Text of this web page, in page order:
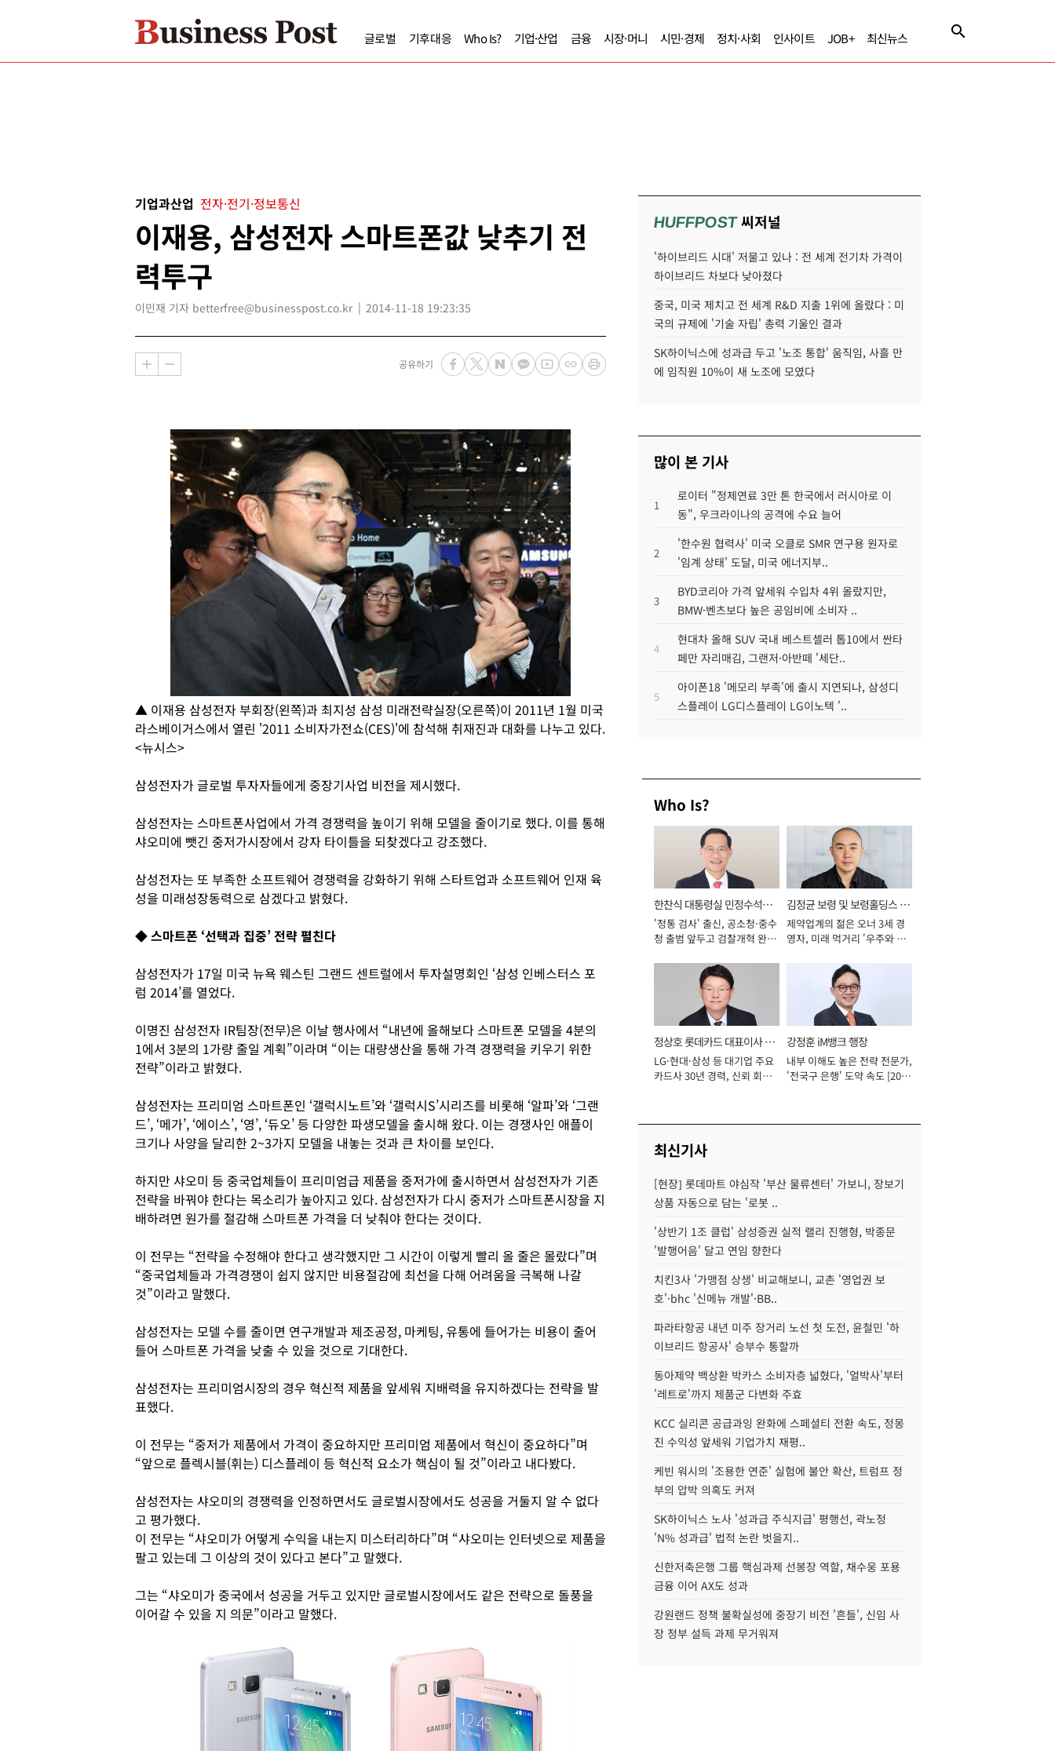
글로벌 기후대응 Who Is? 기업·산업 금융 시장·머니 시민·경제 정치·사회 인사이트 JOB+ 최신뉴스
기업과산업 전자·전기·정보통신
이재용, 삼성전자 스마트폰값 낮추기 전
력투구
이민재 기자 betterfree@businesspost.co.kr 2014-11-18 19:23:35
공유하기
▲ 이재용 삼성전자 부회장(왼쪽)과 최지성 삼성 미래전략실장(오른쪽)이 2011년 1월 미국
라스베이거스에서 열린 '2011 소비자가전쇼(CES)'에 참석해 취재진과 대화를 나누고 있다.
<뉴시스>
삼성전자가 글로벌 투자자들에게 중장기사업 비전을 제시했다.
삼성전자는 스마트폰사업에서 가격 경쟁력을 높이기 위해 모델을 줄이기로 했다. 이를 통해
샤오미에 뺏긴 중저가시장에서 강자 타이틀을 되찾겠다고 강조했다.
삼성전자는 또 부족한 소프트웨어 경쟁력을 강화하기 위해 스타트업과 소프트웨어 인재 육
성을 미래성장동력으로 삼겠다고 밝혔다.
◆ 스마트폰 ‘선택과 집중’ 전략 펼친다
삼성전자가 17일 미국 뉴욕 웨스틴 그랜드 센트럴에서 투자설명회인 ‘삼성 인베스터스 포
럼 2014’를 열었다.
이명진 삼성전자 IR팀장(전무)은 이날 행사에서 “내년에 올해보다 스마트폰 모델을 4분의
1에서 3분의 1가량 줄일 계획”이라며 “이는 대량생산을 통해 가격 경쟁력을 키우기 위한
전략”이라고 밝혔다.
삼성전자는 프리미엄 스마트폰인 ‘갤럭시노트’와 ‘갤럭시S’시리즈를 비롯해 ‘알파’와 ‘그랜
드’, ‘메가’, ‘에이스’, ‘영’, ‘듀오’ 등 다양한 파생모델을 출시해 왔다. 이는 경쟁사인 애플이
크기나 사양을 달리한 2~3가지 모델을 내놓는 것과 큰 차이를 보인다.
하지만 샤오미 등 중국업체들이 프리미엄급 제품을 중저가에 출시하면서 삼성전자가 기존
전략을 바꿔야 한다는 목소리가 높아지고 있다. 삼성전자가 다시 중저가 스마트폰시장을 지
배하려면 원가를 절감해 스마트폰 가격을 더 낮춰야 한다는 것이다.
이 전무는 “전략을 수정해야 한다고 생각했지만 그 시간이 이렇게 빨리 올 줄은 몰랐다”며
“중국업체들과 가격경쟁이 쉽지 않지만 비용절감에 최선을 다해 어려움을 극복해 나갈
것”이라고 말했다.
삼성전자는 모델 수를 줄이면 연구개발과 제조공정, 마케팅, 유통에 들어가는 비용이 줄어
들어 스마트폰 가격을 낮출 수 있을 것으로 기대한다.
삼성전자는 프리미엄시장의 경우 혁신적 제품을 앞세워 지배력을 유지하겠다는 전략을 발
표했다.
이 전무는 “중저가 제품에서 가격이 중요하지만 프리미엄 제품에서 혁신이 중요하다”며
“앞으로 플렉시블(휘는) 디스플레이 등 혁신적 요소가 핵심이 될 것”이라고 내다봤다.
삼성전자는 샤오미의 경쟁력을 인정하면서도 글로벌시장에서도 성공을 거둘지 알 수 없다
고 평가했다.
이 전무는 “샤오미가 어떻게 수익을 내는지 미스터리하다”며 “샤오미는 인터넷으로 제품을
팔고 있는데 그 이상의 것이 있다고 본다”고 말했다.
그는 “샤오미가 중국에서 성공을 거두고 있지만 글로벌시장에서도 같은 전략으로 돌풍을
이어갈 수 있을 지 의문”이라고 말했다.
HUFFPOST씨저널
'하이브리드 시대' 저물고 있나 : 전 세계 전기차 가격이
하이브리드 차보다 낮아졌다
중국, 미국 제치고 전 세계 R&D 지출 1위에 올랐다 : 미
국의 규제에 '기술 자립' 총력 기울인 결과
SK하이닉스에 성과급 두고 '노조 통합' 움직임, 사흘 만
에 임직원 10%이 새 노조에 모였다
많이 본 기사
1
로이터 "정제연료 3만 톤 한국에서 러시아로 이
동", 우크라이나의 공격에 수요 늘어
2
'한수원 협력사' 미국 오클로 SMR 연구용 원자로
'임계 상태' 도달, 미국 에너지부..
3
BYD코리아 가격 앞세워 수입차 4위 올랐지만,
BMW·벤츠보다 높은 공임비에 소비자 ..
4
현대차 올해 SUV 국내 베스트셀러 톱10에서 싼타
페만 자리매김, 그랜저·아반떼 '세단..
5
아이폰18 '메모리 부족'에 출시 지연되나, 삼성디
스플레이 LG디스플레이 LG이노텍 '..
Who Is?
한찬식 대통령실 민정수석비
서관
'정통 검사' 출신, 공소청·중수
청 출범 앞두고 검찰개혁 완수
김정균 보령 및 보령홀딩스 대
표이사 사장
제약업계의 젊은 오너 3세 경
영자, 미래 먹거리 '우주와 헬
정상호 롯데카드 대표이사 사
장
LG·현대·삼성 등 대기업 주요
카드사 30년 경력, 신뢰 회복
강정훈 iM뱅크 행장
내부 이해도 높은 전략 전문가,
'전국구 은행' 도약 속도 [2026
최신기사
[현장] 롯데마트 야심작 '부산 물류센터' 가보니, 장보기
상품 자동으로 담는 '로봇 ..
'상반기 1조 클럽' 삼성증권 실적 랠리 진행형, 박종문
'발행어음' 달고 연임 향한다
치킨3사 '가맹점 상생' 비교해보니, 교촌 '영업권 보
호'·bhc '신메뉴 개발'·BB..
파라타항공 내년 미주 장거리 노선 첫 도전, 윤철민 '하
이브리드 항공사' 승부수 통할까
동아제약 백상환 박카스 소비자층 넓혔다, '얼박사'부터
'레트로'까지 제품군 다변화 주효
KCC 실리콘 공급과잉 완화에 스페셜티 전환 속도, 정몽
진 수익성 앞세워 기업가치 재평..
케빈 워시의 '조용한 연준' 실험에 불안 확산, 트럼프 정
부의 압박 의혹도 커져
SK하이닉스 노사 '성과급 주식지급' 평행선, 곽노정
'N% 성과급' 법적 논란 벗을지..
신한저축은행 그룹 핵심과제 선봉장 역할, 채수웅 포용
금융 이어 AX도 성과
강원랜드 정책 불확실성에 중장기 비전 '흔들', 신임 사
장 정부 설득 과제 무거워져